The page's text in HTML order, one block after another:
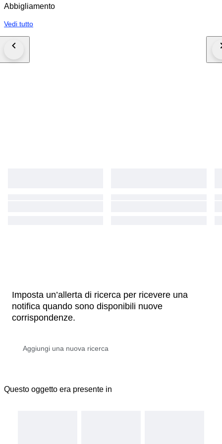
Abbigliamento
Vedi tutto
Imposta un’allerta di ricerca per ricevere una
notifica quando sono disponibili nuove
corrispondenze.
Questo oggetto era presente in